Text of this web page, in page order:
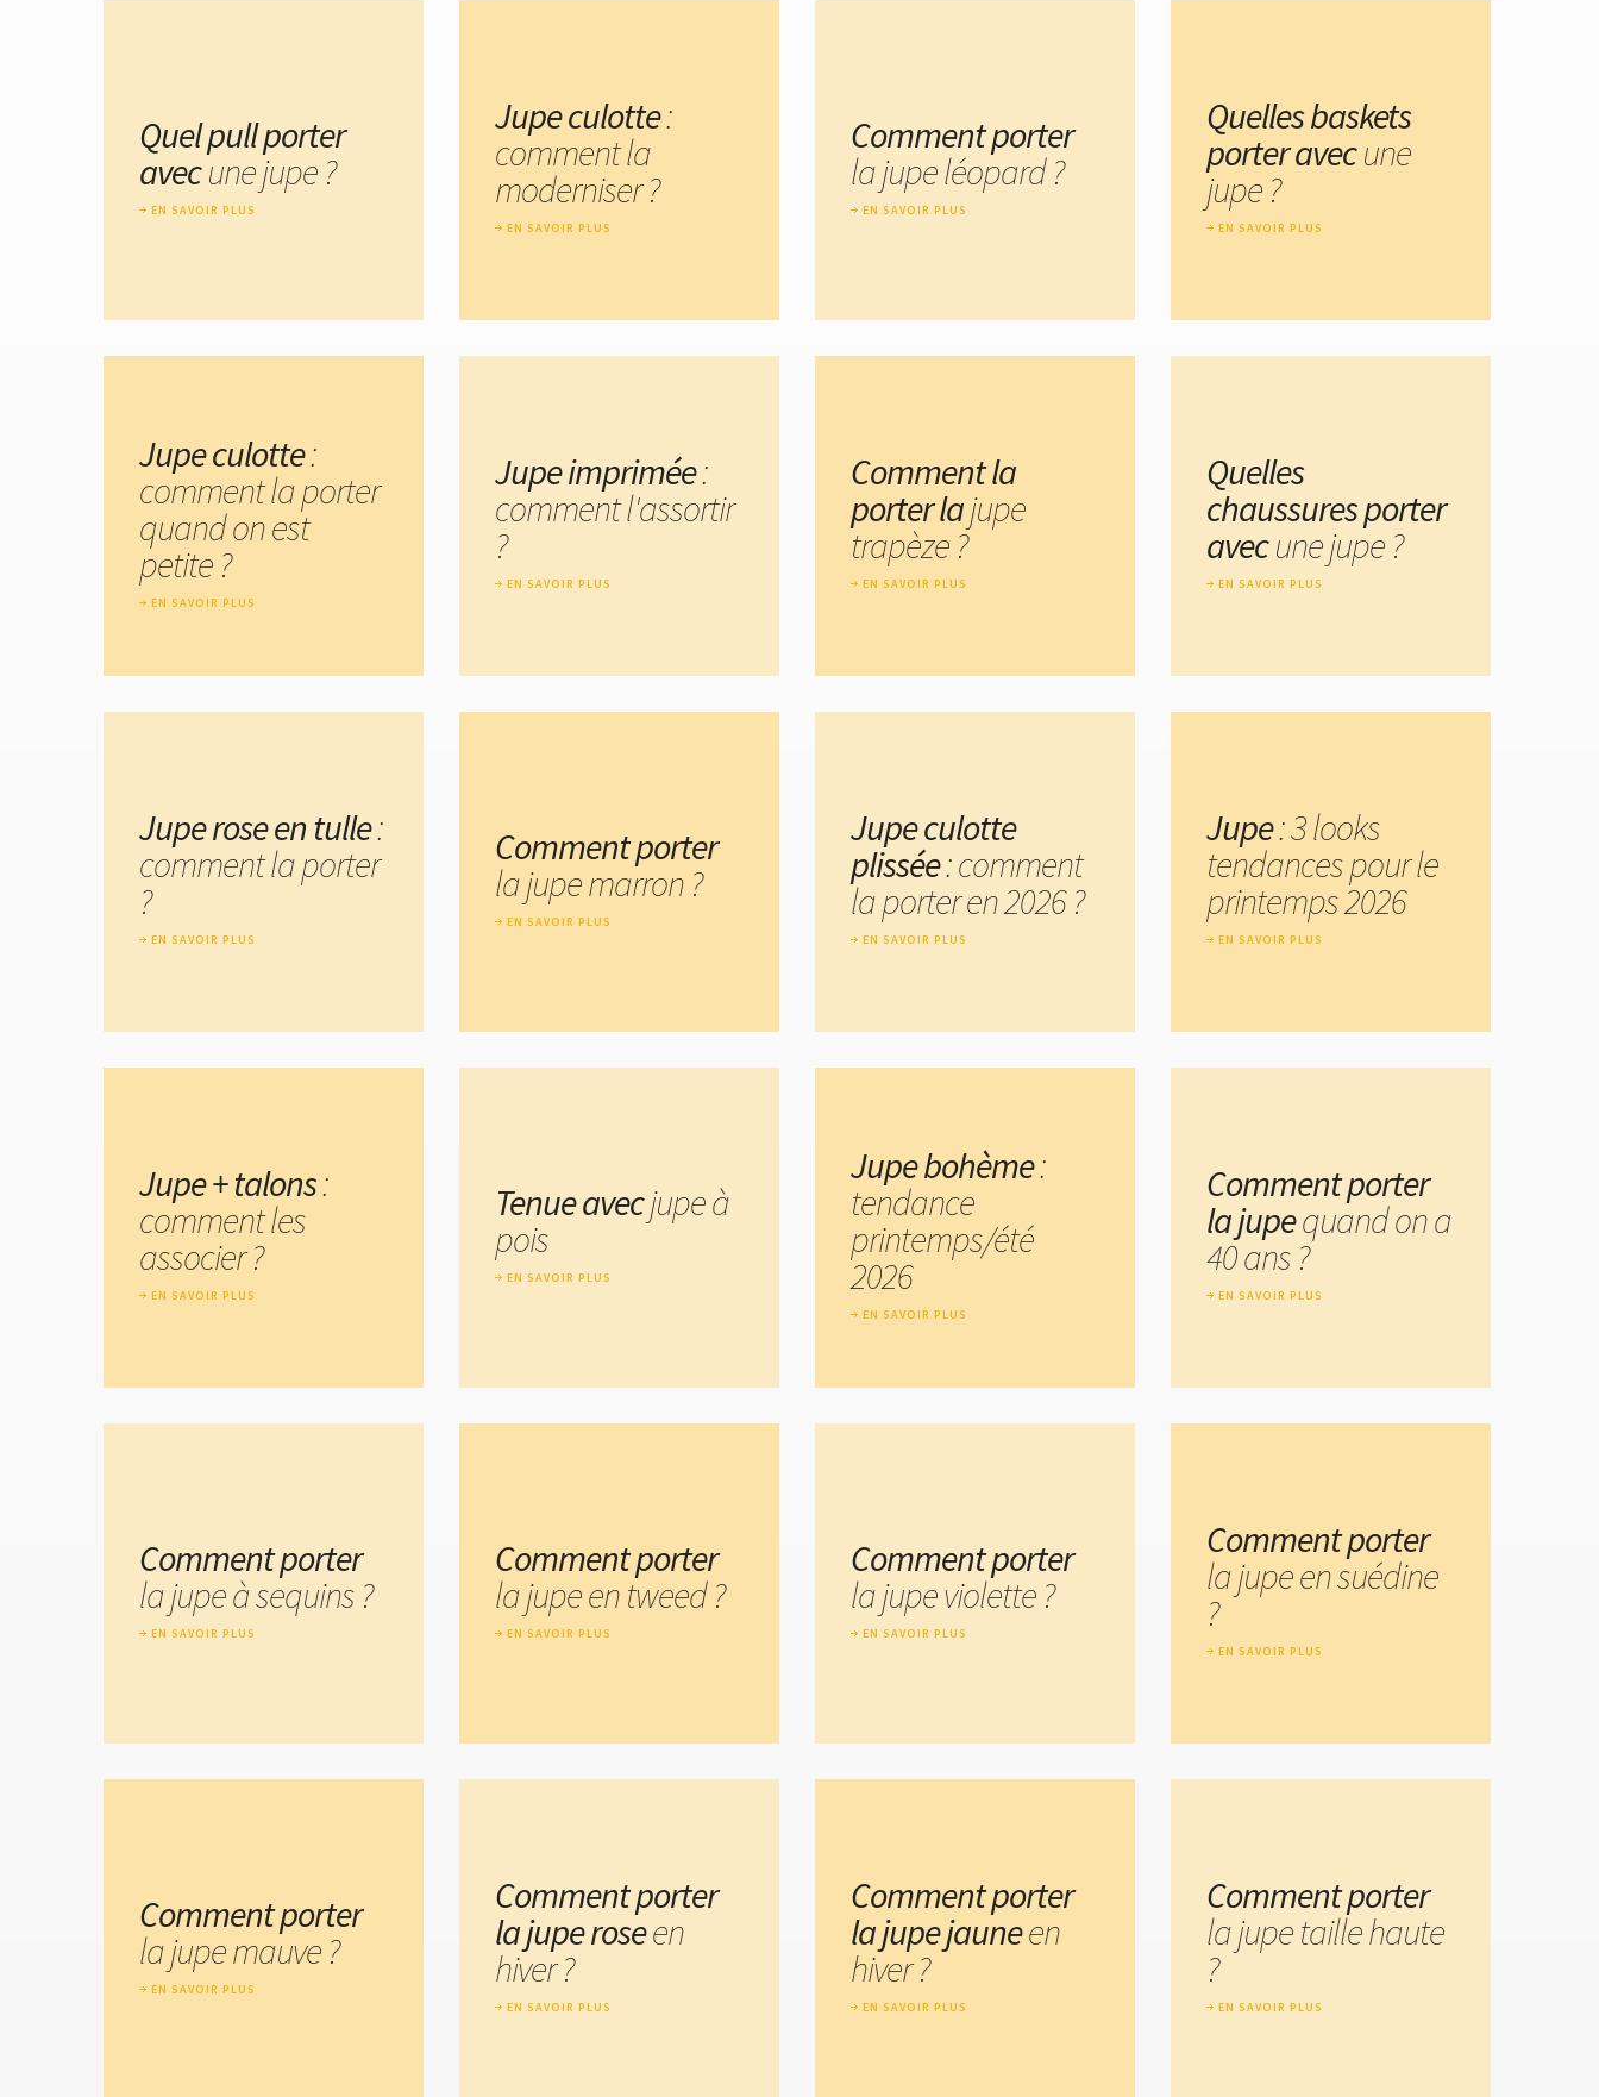
Quel pull porter
avecune jupe ?
EN SAVOIR PLUS
Jupe culotte:
comment la
moderniser ?
EN SAVOIR PLUS
Comment porter
la jupe léopard ?
EN SAVOIR PLUS
Quelles baskets
porter avecune
jupe ?
EN SAVOIR PLUS
Jupe culotte:
comment la porter
quand on est
petite ?
EN SAVOIR PLUS
Jupe imprimée:
comment l'assortir
?
EN SAVOIR PLUS
Comment la
porter lajupe
trapèze ?
EN SAVOIR PLUS
Quelles
chaussures porter
avecune jupe ?
EN SAVOIR PLUS
Jupe rose en tulle:
comment la porter
?
EN SAVOIR PLUS
Comment porter
la jupe marron ?
EN SAVOIR PLUS
Jupe culotte
plissée: comment
la porter en 2026 ?
EN SAVOIR PLUS
Jupe: 3 looks
tendances pour le
printemps 2026
EN SAVOIR PLUS
Jupe + talons:
comment les
associer ?
EN SAVOIR PLUS
Tenue avecjupe à
pois
EN SAVOIR PLUS
Jupe bohème:
tendance
printemps/été
2026
EN SAVOIR PLUS
Comment porter
la jupequand on a
40 ans ?
EN SAVOIR PLUS
Comment porter
la jupe à sequins ?
EN SAVOIR PLUS
Comment porter
la jupe en tweed ?
EN SAVOIR PLUS
Comment porter
la jupe violette ?
EN SAVOIR PLUS
Comment porter
la jupe en suédine
?
EN SAVOIR PLUS
Comment porter
la jupe mauve ?
EN SAVOIR PLUS
Comment porter
la jupe roseen
hiver ?
EN SAVOIR PLUS
Comment porter
la jupe jauneen
hiver ?
EN SAVOIR PLUS
Comment porter
la jupe taille haute
?
EN SAVOIR PLUS